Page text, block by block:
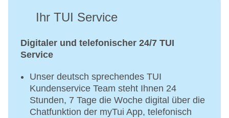
Ihr TUI Service
Digitaler und telefonischer 24/7 TUI
Service
Unser deutsch sprechendes TUI
Kundenservice Team steht Ihnen 24
Stunden, 7 Tage die Woche digital über die
Chatfunktion der myTui App, telefonisch